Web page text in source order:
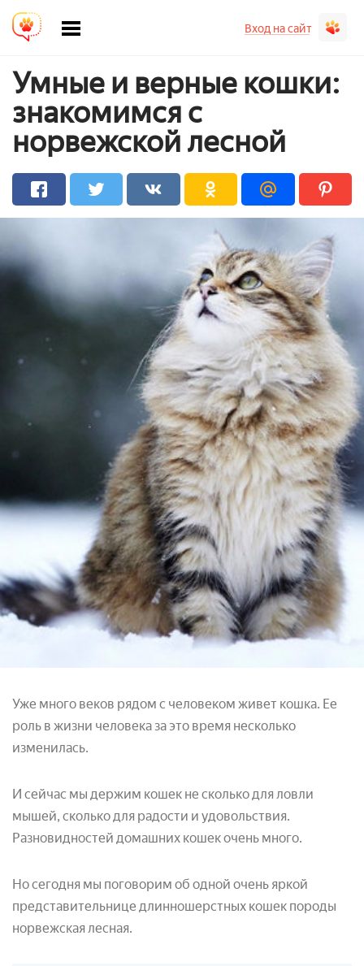
Вход на сайт
Умные и верные кошки:
знакомимся с
норвежской лесной
Уже много веков рядом с человеком живет кошка. Ее
роль в жизни человека за это время несколько
изменилась.
И сейчас мы держим кошек не сколько для ловли
мышей, сколько для радости и удовольствия.
Разновидностей домашних кошек очень много.
Но сегодня мы поговорим об одной очень яркой
представительнице длинношерстных кошек породы
норвежская лесная.